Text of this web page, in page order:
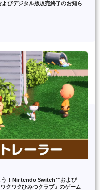
びデジタル版販売終了のお知ら
う！Nintendo Switch™および
クワクひみつクラブ』のゲーム